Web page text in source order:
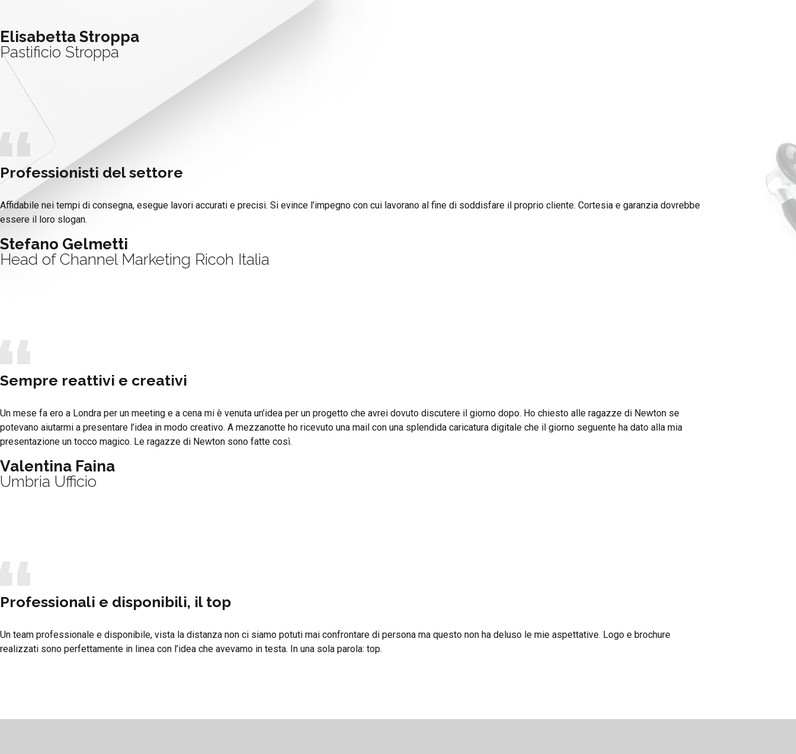
Elisabetta Stroppa
Pastificio Stroppa
Professionisti del settore
Affidabile nei tempi di consegna, esegue lavori accurati e precisi. Si evince l’impegno con cui lavorano al fine di soddisfare il proprio cliente. Cortesia e garanzia dovrebbe
essere il loro slogan.
Stefano Gelmetti
Head of Channel Marketing Ricoh Italia
Sempre reattivi e creativi
Un mese fa ero a Londra per un meeting e a cena mi è venuta un’idea per un progetto che avrei dovuto discutere il giorno dopo. Ho chiesto alle ragazze di Newton se
potevano aiutarmi a presentare l’idea in modo creativo. A mezzanotte ho ricevuto una mail con una splendida caricatura digitale che il giorno seguente ha dato alla mia
presentazione un tocco magico. Le ragazze di Newton sono fatte così.
Valentina Faina
Umbria Ufficio
Professionali e disponibili, il top
Un team professionale e disponibile, vista la distanza non ci siamo potuti mai confrontare di persona ma questo non ha deluso le mie aspettative. Logo e brochure
realizzati sono perfettamente in linea con l’idea che avevamo in testa. In una sola parola: top.